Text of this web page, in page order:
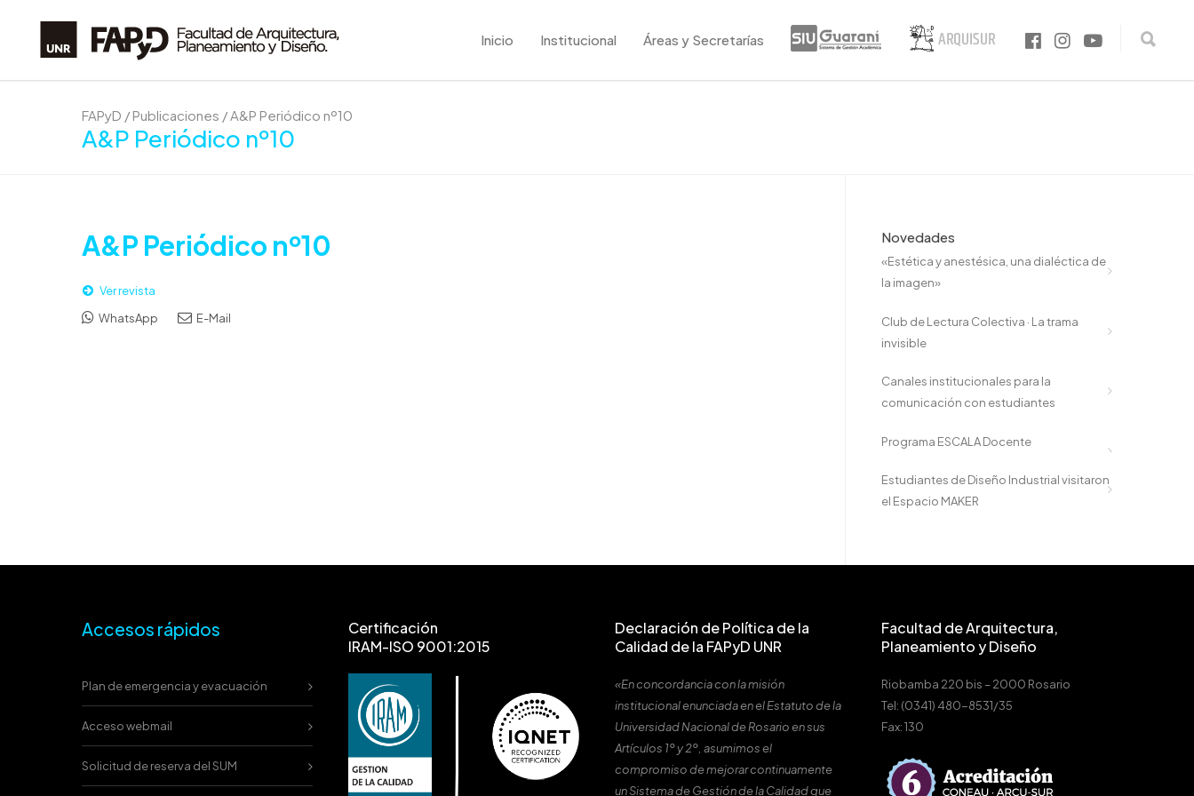
Inicio Institucional Áreas y Secretarías
FAPyD / Publicaciones /A&P Periódico nº10
A&P Periódico nº10
A&P Periódico nº10
Ver revista
WhatsApp
E-Mail
Novedades
«Estética y anestésica, una dialéctica de
la imagen»
Club de Lectura Colectiva · La trama
invisible
Canales institucionales para la
comunicación con estudiantes
Programa ESCALA Docente
Estudiantes de Diseño Industrial visitaron
el Espacio MAKER
Accesos rápidos
Plan de emergencia y evacuación
Acceso webmail
Solicitud de reserva del SUM
Certificación
IRAM-ISO 9001:2015
Declaración de Política de la
Calidad de la FAPyD UNR
«En concordancia con la misión
institucional enunciada en el Estatuto de la
Universidad Nacional de Rosario en sus
Artículos 1º y 2º, asumimos el
compromiso de mejorar continuamente
un Sistema de Gestión de la Calidad que
Facultad de Arquitectura,
Planeamiento y Diseño
Riobamba 220 bis – 2000 Rosario
Tel: (0341) 480-8531/35
Fax: 130